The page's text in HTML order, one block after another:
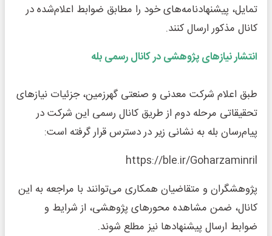
تمایل، پیشنهادنامه‌های خود را مطابق ضوابط اعلام‌شده در
کانال مذکور ارسال کنند.
انتشار نیازهای پژوهشی در کانال رسمی بله
طبق اعلام شرکت معدنی و صنعتی گهرزمین، جزئیات نیازهای
تحقیقاتی مرحله دوم از طریق کانال رسمی این شرکت در
پیام‌رسان بله به نشانی زیر در دسترس قرار گرفته است:
https://ble.ir/Goharzaminril
پژوهشگران و متقاضیان همکاری می‌توانند با مراجعه به این
کانال، ضمن مشاهده محورهای پژوهشی، از شرایط و
ضوابط ارسال پیشنهادها نیز مطلع شوند.